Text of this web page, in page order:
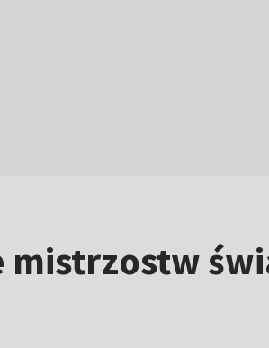
mistrzostw